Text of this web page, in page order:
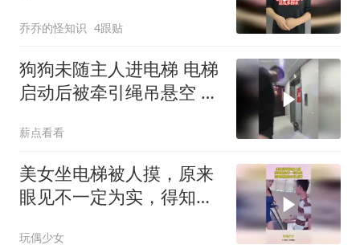
乔乔的怪知识 4跟贴
狗狗未随主人进电梯 电梯
启动后被牵引绳吊悬空 楼
薪点看看
美女坐电梯被人摸，原来
眼见不一定为实，得知真
玩偶少女